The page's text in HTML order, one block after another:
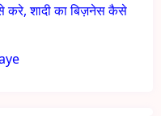
शादी का बिज़नेस कैसे